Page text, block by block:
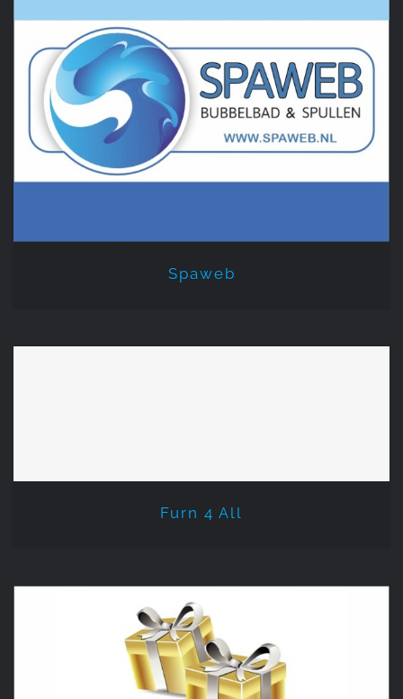
Spaweb
Spaweb
Furn 4 All